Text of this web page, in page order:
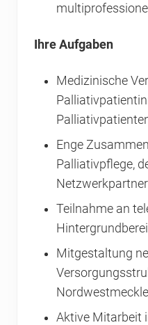
Ihre Aufgaben
Medizinische
Enge
Palliativpflege,
Teilnahme an
Mitgestaltung
Aktive Mitarbeit